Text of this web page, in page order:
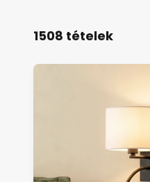
1508 tételek